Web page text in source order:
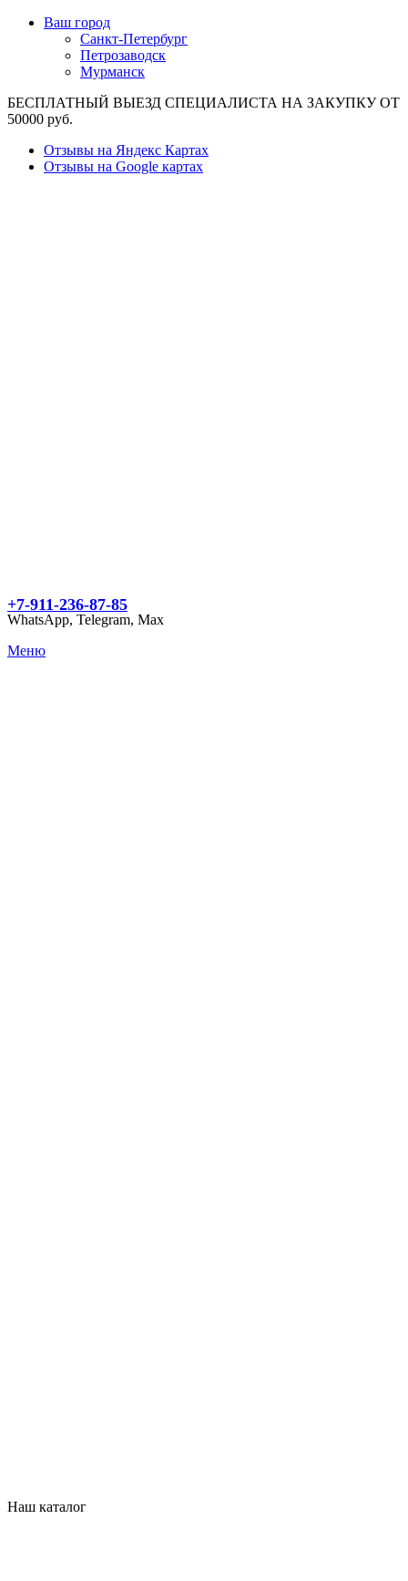
Ваш город
Санкт-Петербург
Петрозаводск
Мурманск
БЕСПЛАТНЫЙ ВЫЕЗД СПЕЦИАЛИСТА НА ЗАКУПКУ ОТ
50000 руб.
Отзывы на Яндекс Картах
Отзывы на Google картах
+7-911-236-87-85
WhatsApp, Telegram, Max
Меню
Наш каталог